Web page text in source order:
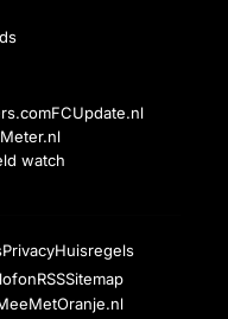
FCUpdate.nl
watch
PrivacyHuisregels
RSSSitemap